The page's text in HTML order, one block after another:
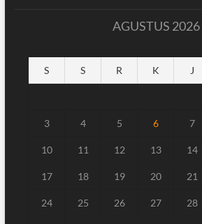
AGUSTUS 2026
S S R K J
3 4 5 6 7
10 11 12 13 14
17 18 19 20 21
24 25 26 27 28